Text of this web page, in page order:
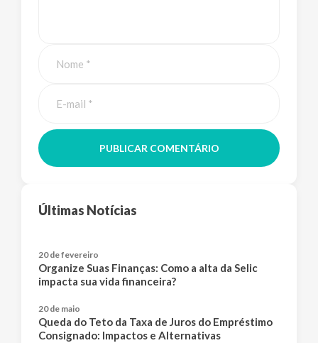
PUBLICAR COMENTÁRIO
Últimas Notícias
20 de fevereiro
Organize Suas Finanças: Como a alta da Selic
impacta sua vida financeira?
20 de maio
Queda do Teto da Taxa de Juros do Empréstimo
Consignado: Impactos e Alternativas